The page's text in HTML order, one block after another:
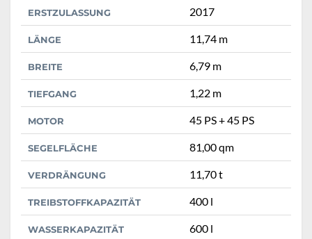
ERSTZULASSUNG 2017
LÄNGE 11,74 m
BREITE 6,79 m
TIEFGANG 1,22 m
MOTOR 45 PS + 45 PS
SEGELFLÄCHE 81,00 qm
VERDRÄNGUNG 11,70 t
TREIBSTOFFKAPAZITÄT 400 l
WASSERKAPAZITÄT 600 l